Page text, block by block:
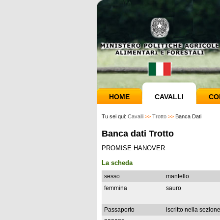
HOME CAVALLI
Tu sei qui: Cavalli >> Trotto >> Banca Dati
Banca dati Trotto
PROMISE HANOVER
La scheda
sesso
mantello
femmina
sauro
Passaporto
iscritto nella sezione